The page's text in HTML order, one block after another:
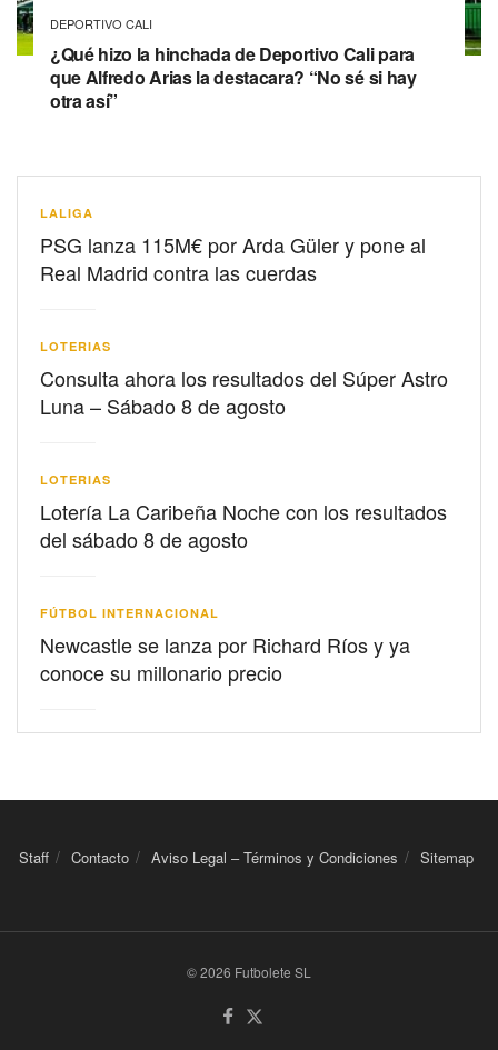
DEPORTIVO CALI
¿Qué hizo la hinchada de Deportivo Cali para
que Alfredo Arias la destacara? “No sé si hay
otra así”
LALIGA
PSG lanza 115M€ por Arda Güler y pone al
Real Madrid contra las cuerdas
LOTERIAS
Consulta ahora los resultados del Súper Astro
Luna – Sábado 8 de agosto
LOTERIAS
Lotería La Caribeña Noche con los resultados
del sábado 8 de agosto
FÚTBOL INTERNACIONAL
Newcastle se lanza por Richard Ríos y ya
conoce su millonario precio
Staff Contacto Aviso Legal – Términos y Condiciones Sitemap
© 2026 Futbolete SL